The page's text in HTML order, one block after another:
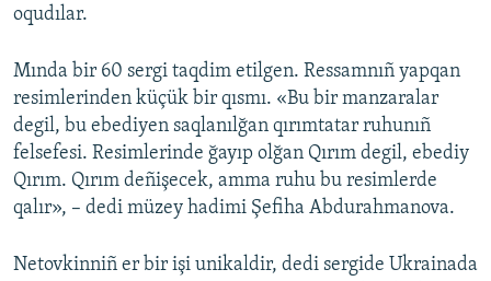
oqudılar.
Mında bir 60 sergi taqdim etilgen. Ressamnıñ yapqan
resimlerinden küçük bir qısmı. «Bu bir manzaralar
degil, bu ebediyen saqlanılğan qırımtatar ruhunıñ
felsefesi. Resimlerinde ğayıp olğan Qırım degil, ebediy
Qırım. Qırım deñişecek, amma ruhu bu resimlerde
qalır», – dedi müzey hadimi Şefiha Abdurahmanova.
Netovkinniñ er bir işi unikaldir, dedi sergide Ukrainada